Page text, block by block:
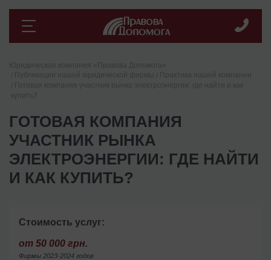
ГОТОВАЯ КОМПАНИЯ
УЧАСТНИК РЫНКА
ЭЛЕКТРОЭНЕРГИИ: ГДЕ НАЙТИ
И КАК КУПИТЬ?
Стоимость услуг:
от 50 000 грн.
Фирмы 2023-2024 годов